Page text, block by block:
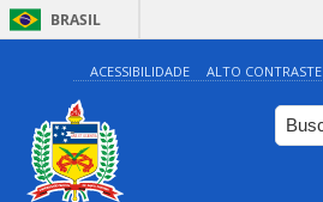
BRASIL
ACESSIBILIDADE ALTO CONTRASTE